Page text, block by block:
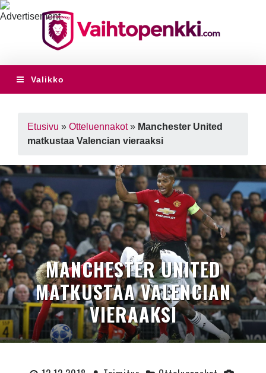
Valikko
Etusivu » Otteluennakot» Manchester United
matkustaa Valencian vieraaksi
MANCHESTER UNITED
MATKUSTAA VALENCIAN
VIERAAKSI